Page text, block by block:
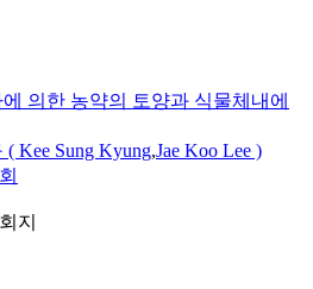
의한 농약의 토양과 식물체내에
( Kee Sung Kyung,Jae Koo Lee )
지